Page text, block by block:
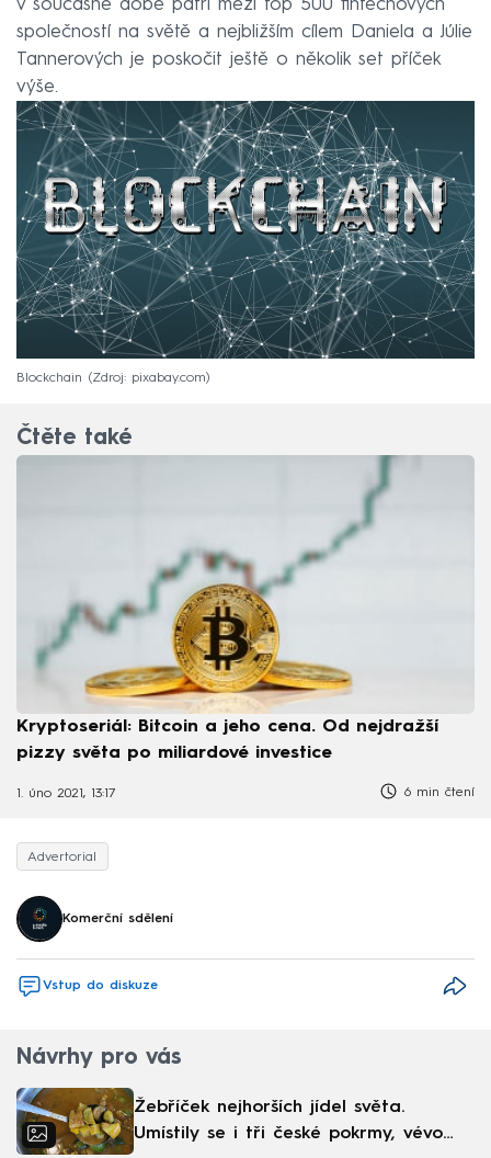
v současné době patří mezi top 500 fintechových
společností na světě a nejbližším cílem Daniela a Júlie
Tannerových je poskočit ještě o několik set příček
výše.
Blockchain Zdroj: pixabay.com
Čtěte také
Kryptoseriál: Bitcoin a jeho cena. Od nejdražší
pizzy světa po miliardové investice
1. úno 2021, 13:17 6 min čtení
Advertorial
Komerční sdělení
Vstup do diskuze
Návrhy pro vás
Žebříček nejhorších jídel světa.
Umístily se i tři české pokrmy, vévodí